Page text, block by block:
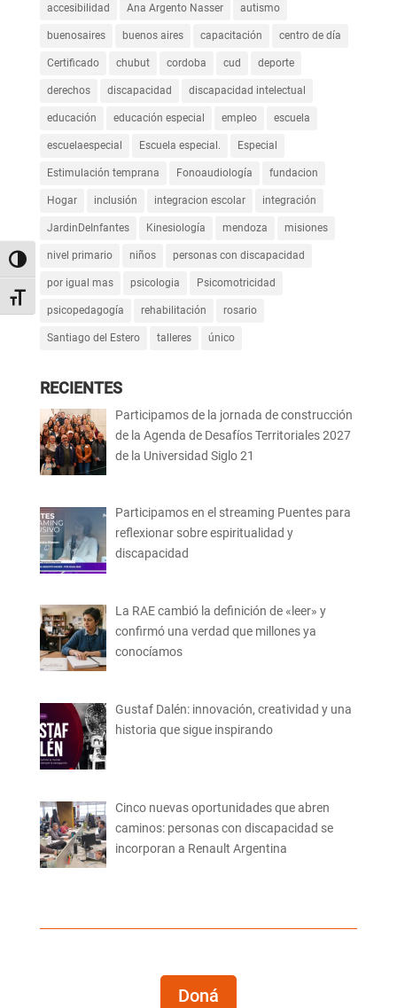
Alternar alto contraste
Alternar tamaño de letra
accesibilidad Ana Argento Nasser autismo
buenosaires buenos aires capacitación centro de día
Certificado chubut cordoba cud deporte
derechos discapacidad discapacidad intelectual
educación educación especial empleo escuela
escuelaespecial Escuela especial. Especial
Estimulación temprana Fonoaudiología fundacion
Hogar inclusión integracion escolar integración
JardinDeInfantes Kinesiología mendoza misiones
nivel primario niños personas con discapacidad
por igual mas psicologia Psicomotricidad
psicopedagogía rehabilitación rosario
Santiago del Estero talleres único
RECIENTES
Participamos de la jornada de construcción
de la Agenda de Desafíos Territoriales 2027
de la Universidad Siglo 21
Participamos en el streaming Puentes para
reflexionar sobre espiritualidad y
discapacidad
La RAE cambió la definición de «leer» y
confirmó una verdad que millones ya
conocíamos
Gustaf Dalén: innovación, creatividad y una
historia que sigue inspirando
Cinco nuevas oportunidades que abren
caminos: personas con discapacidad se
incorporan a Renault Argentina
Doná